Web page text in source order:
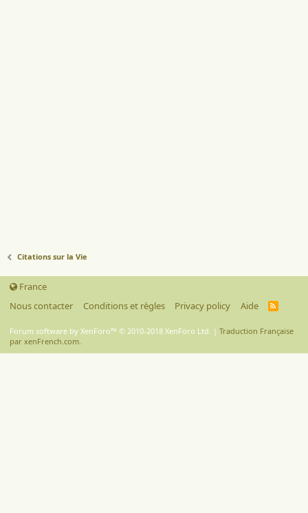
Citations sur la Vie
France
Nous contacter
Conditions et règles Privacy policy Aide
R
Forum software by XenForo™ © 2010-2018 XenForo Ltd. | Traduction Française
par xenFrench.com.